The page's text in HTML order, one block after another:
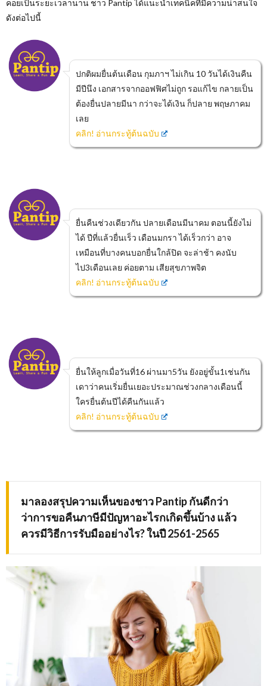
คอยเป็นระยะเวลานาน ชาว Pantip ได้แนะนำเทคนิคที่มีความน่าสนใจ
ดังต่อไปนี้
ปกติผมยื่นต้นเดือน กุมภาฯ ไม่เกิน 10 วันได้เงินคืน
มีปีนึง เอกสารจากออฟฟิศไม่ถูก รอแก้ไข กลายเป็น
ต้องยื่นปลายมีนา กว่าจะได้เงิน ก็ปลาย พฤษภาคม
เลย
คลิก! อ่านกระทู้ต้นฉบับ
ยื่นคืนช่วงเดียวกัน ปลายเดือนมีนาคม ตอนนี้ยังไม่
ได้ ปีที่แล้วยื่นเร็ว เดือนมกรา ได้เร็วกว่า อาจ
เหมือนที่บางคนบอกยื่นใกล้ปิด จะล่าช้า คงนับ
ไป3เดือนเลย ค่อยตาม เสียสุขภาพจิต
คลิก! อ่านกระทู้ต้นฉบับ
ยื่นให้ลูกเมื่อวันที่16 ผ่านมา5วัน ยังอยู่ขั้น1เช่นกัน
เดาว่าคนเริ่มยื่นเยอะประมาณช่วงกลางเดือนนี้
ใครยื่นต้นปีได้คืนกันแล้ว
คลิก! อ่านกระทู้ต้นฉบับ
มาลองสรุปความเห็นของชาวPantip กันดีกว่า
ว่าการขอคืนภาษีมีปัญหาอะไรกเกิดขึ้นบ้าง แล้ว
ควรมีวิธีการรับมืออย่างไร? ในปี 2561-2565